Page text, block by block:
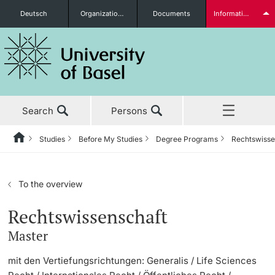
Prospective Students
Further information
Deutsch Organizational units Documents Information for...
Search Persons
News & Events
Studies
Studies
Before My Studies
Degree Programs
Application & Admission
Research
Teaching
HomeBackStudies Before My Studies Degree Programs
To the overview
Rechtswissenschaft
Master
mit den Vertiefungsrichtungen: Generalis / Life Sciences